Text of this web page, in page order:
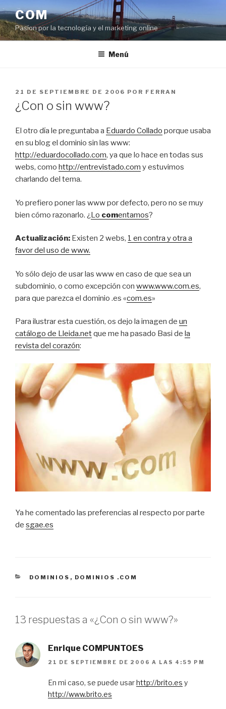
al
contenido
COM
Pasíon por la tecnología y el marketing online
Menú
PUBLICADO
EL
21 DE SEPTIEMBRE DE 2006 POR FERRAN
¿Con o sin www?
El otro día le preguntaba a Eduardo Collado porque usaba
en su blog el dominio sin las www:
http://eduardocollado.com, ya que lo hace en todas sus
webs, como http://entrevistado.com y estuvimos
charlando del tema.
Yo prefiero poner las www por defecto, pero no se muy
bien cómo razonarlo. ¿Lo comentamos?
Actualización: Existen 2 webs, 1 en contra y otra a
favor del uso de www.
Yo sólo dejo de usar las www en caso de que sea un
subdominio, o como excepción con www.www.com.es,
para que parezca el dominio .es «com.es»
Para ilustrar esta cuestión, os dejo la imagen de un
catálogo de Lleida.netque me ha pasado Basi de la
revista del corazón:
Ya he comentado las preferencias al respecto por parte
de sgae.es
CATEGORÍAS
DOMINIOS , DOMINIOS .COM
13 respuestas a «¿Con o sin www?»
Enrique COMPUNTOES
21 DE SEPTIEMBRE DE 2006 A LAS 4:59 PM
En mi caso, se puede usar http://brito.es y
http://www.brito.es